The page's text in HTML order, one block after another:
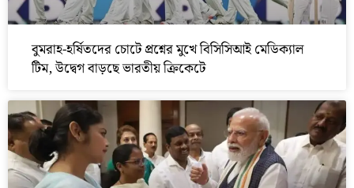
বুমরাহ-হর্ষিতদের চোটে প্রশ্নের মুখে বিসিসিআই মেডিক্যাল
টিম, উদ্বেগ বাড়ছে ভারতীয় ক্রিকেটে